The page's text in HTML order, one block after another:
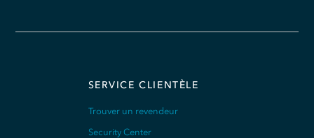
SERVICE CLIENTÈLE
Trouver un revendeur
Security Center